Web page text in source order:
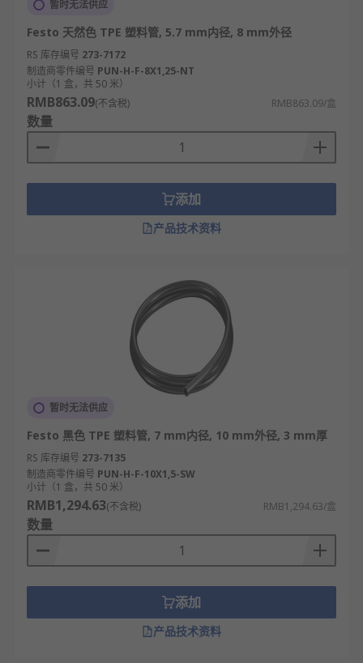
暂时无法供应
Festo 天然色 TPE 塑料管, 5.7 mm内径, 8 mm外径
RS 库存编号 273-7172
制造商零件编号 PUN-H-F-8X1,25-NT
小计（1 盒，共 50 米）
RMB863.09(不含税) RMB863.09/盒
数量
添加
产品技术资料
暂时无法供应
Festo 黑色 TPE 塑料管, 7 mm内径, 10 mm外径, 3 mm厚
RS 库存编号 273-7135
制造商零件编号 PUN-H-F-10X1,5-SW
小计（1 盒，共 50 米）
RMB1,294.63(不含税) RMB1,294.63/盒
数量
添加
产品技术资料